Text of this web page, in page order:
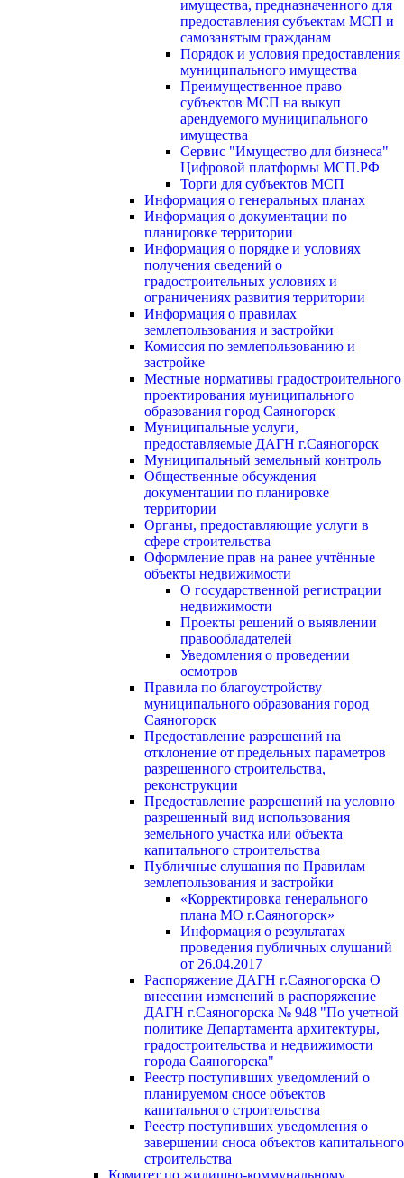
имущества, предназначенного для
предоставления субъектам МСП и
самозанятым гражданам
Порядок и условия предоставления
муниципального имущества
Преимущественное право
субъектов МСП на выкуп
арендуемого муниципального
имущества
Сервис "Имущество для бизнеса"
Цифровой платформы МСП.РФ
Торги для субъектов МСП
Информация о генеральных планах
Информация о документации по
планировке территории
Информация о порядке и условиях
получения сведений о
градостроительных условиях и
ограничениях развития территории
Информация о правилах
землепользования и застройки
Комиссия по землепользованию и
застройке
Местные нормативы градостроительного
проектирования муниципального
образования город Саяногорск
Муниципальные услуги,
предоставляемые ДАГН г.Саяногорск
Муниципальный земельный контроль
Общественные обсуждения
документации по планировке
территории
Органы, предоставляющие услуги в
сфере строительства
Оформление прав на ранее учтённые
объекты недвижимости
О государственной регистрации
недвижимости
Проекты решений о выявлении
правообладателей
Уведомления о проведении
осмотров
Правила по благоустройству
муниципального образования город
Саяногорск
Предоставление разрешений на
отклонение от предельных параметров
разрешенного строительства,
реконструкции
Предоставление разрешений на условно
разрешенный вид использования
земельного участка или объекта
капитального строительства
Публичные слушания по Правилам
землепользования и застройки
«Корректировка генерального
плана МО г.Саяногорск»
Информация о результатах
проведения публичных слушаний
от 26.04.2017
Распоряжение ДАГН г.Саяногорска О
внесении изменений в распоряжение
ДАГН г.Саяногорска № 948 "По учетной
политике Департамента архитектуры,
градостроительства и недвижимости
города Саяногорска"
Реестр поступивших уведомлений о
планируемом сносе объектов
капитального строительства
Реестр поступивших уведомления о
завершении сноса объектов капитального
строительства